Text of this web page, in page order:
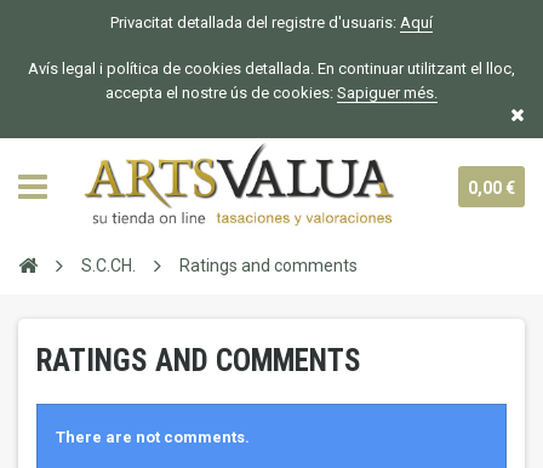
Privacitat detallada del registre d'usuaris: Aquí
Avís legal i política de cookies detallada. En continuar utilitzant el lloc,
accepta el nostre ús de cookies: Sapiguer més.
0,00 €
S.C.CH. Ratings and comments
RATINGS AND COMMENTS
There are not comments.